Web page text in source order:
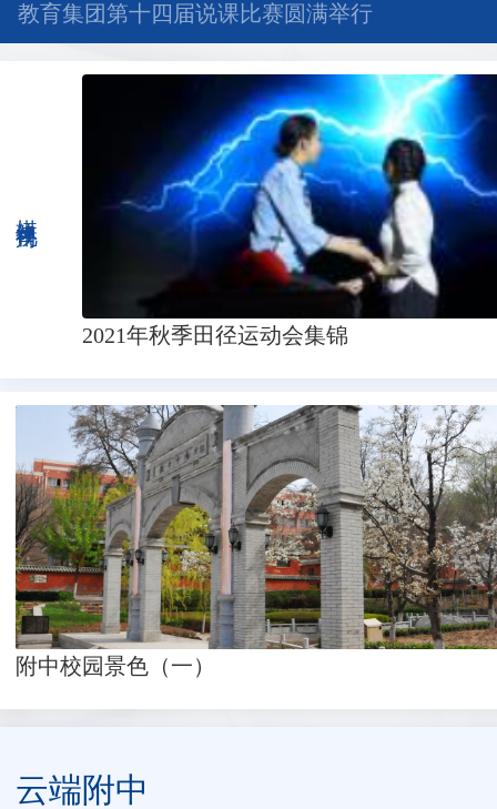
教育集团第十四届说课比赛圆满举行
2021年秋季田径运动会集锦
附中校园景色（一）
云端附中